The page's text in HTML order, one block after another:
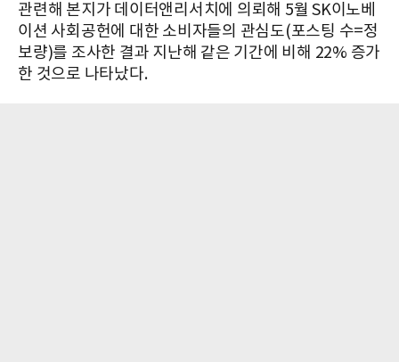
관련해 본지가 데이터앤리서치에 의뢰해 5월 SK이노베
이션 사회공헌에 대한 소비자들의 관심도(포스팅 수=정
보량)를 조사한 결과 지난해 같은 기간에 비해 22% 증가
한 것으로 나타났다.